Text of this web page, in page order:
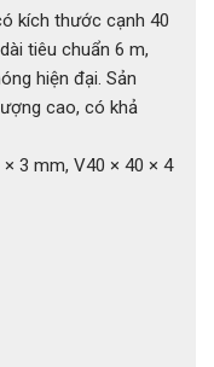
kích thước cạnh 40
tiêu chuẩn 6 m,
hiện đại. Sản
cao, có khả
3 mm, V40 × 40 × 4